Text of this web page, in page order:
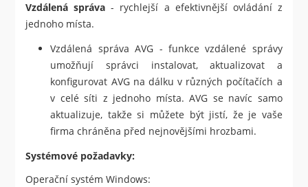
Vzdálená správa - rychlejší a efektivnější ovládání z
jednoho místa.
Vzdálená správa AVG - funkce vzdálené správy
umožňují správci instalovat, aktualizovat a
konfigurovat AVG na dálku v různých počítačích a
v celé síti z jednoho místa. AVG se navíc samo
aktualizuje, takže si můžete být jistí, že je vaše
firma chráněna před nejnovějšími hrozbami.
Systémové požadavky:
Operační systém Windows: